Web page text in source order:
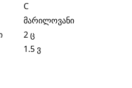
C
მარილოვანი
2 ც
1.5 ვ